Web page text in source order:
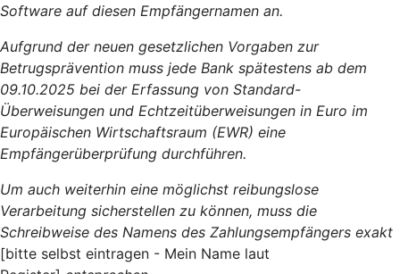
Software auf diesen Empfängernamen an.
Aufgrund der neuen gesetzlichen Vorgaben zur
Betrugsprävention muss jede Bank spätestens ab dem
09.10.2025 bei der Erfassung von Standard-
Überweisungen und Echtzeitüberweisungen in Euro im
Europäischen Wirtschaftsraum (EWR) eine
Empfängerüberprüfung durchführen.
Um auch weiterhin eine möglichst reibungslose
Verarbeitung sicherstellen zu können, muss die
Schreibweise des Namens des Zahlungsempfängers exakt
[bitte selbst eintragen - Mein Name laut